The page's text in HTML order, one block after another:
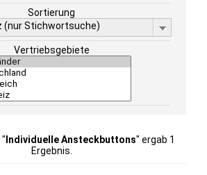
Sortierung
(nur Stichwortsuche)
Vertriebsgebiete
Individuelle Ansteckbuttons" ergab 1
Ergebnis.